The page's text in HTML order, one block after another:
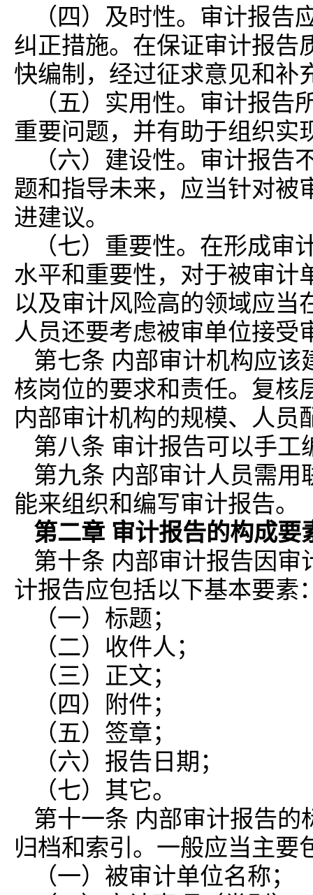
（四）及时性。审计报
纠正措施。在保证审计报告
快编制，经过征求意见和补
（五）实用性。审计报
重要问题，并有助于组织实
（六）建设性。审计报
题和指导未来，应当针对被
进建议。
（七）重要性。在形成
水平和重要性，对于被审计
以及审计风险高的领域应当
人员还要考虑被审单位接受
第七条 内部审计机构应
核岗位的要求和责任。复核
内部审计机构的规模、人员
第八条 审计报告可以手
第九条 内部审计人员需
能来组织和编写审计报告。
第二章 审计报告的构成要
第十条 内部审计报告因
计报告应包括以下基本要素
（一）标题；
（二）收件人；
（三）正文；
（四）附件；
（五）签章；
（六）报告日期；
（七）其它。
第十一条 内部审计报告
归档和索引。一般应当主要
（一）被审计单位名称；